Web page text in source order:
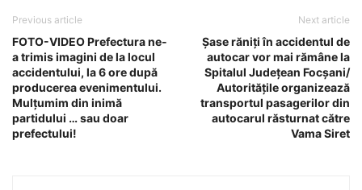
Previous article
FOTO-VIDEO Prefectura ne-
a trimis imagini de la locul
accidentului, la 6 ore după
producerea evenimentului.
Mulțumim din inimă
partidului … sau doar
prefectului!
Next article
Șase răniți în accidentul de
autocar vor mai rămâne la
Spitalul Județean Focșani/
Autoritățile organizează
transportul pasagerilor din
autocarul răsturnat către
Vama Siret